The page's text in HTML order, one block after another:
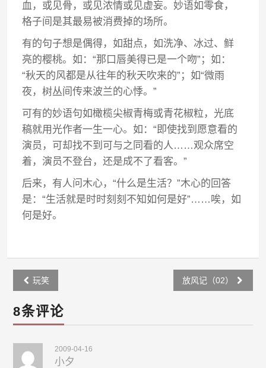
血，或见骨，或见浓情或见虚妄。妙语如零食，
格子间是其最易被消费掉的场所。
有的句子想是偶得，如甜点，如洗净、冰过、鲜
亮的樱桃。如：“那口唇美得已是一个吻”；如：
“秋天的风都是从往年的秋天吹来的”；如“微雨
夜，树丛间传来波兰的心悸。”
可有的妙语句如橄榄尖椒青梅或青花椒粒，光底
稿就用光作者一生一心。如：“即使找到愿意看的
演员，可却找不到可与之同看的人……观众席空
着，演员不登台，还是成不了看客。”
后来，有人问木心，“什么是生活？”木心的回答
是：“生活就是时时刻刻不知如何是好”……唉，如
何是好。
Post
navigation
玩笑 放风记（02）
8条评论
2009-04-16
小夕